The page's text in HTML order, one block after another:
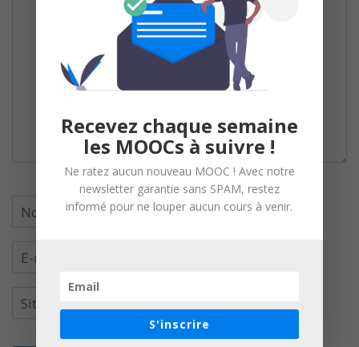
Recevez chaque semaine
les MOOCs à suivre !
Ne ratez aucun nouveau MOOC ! Avec notre
newsletter garantie sans SPAM, restez
informé pour ne louper aucun cours à venir.
S'inscrire